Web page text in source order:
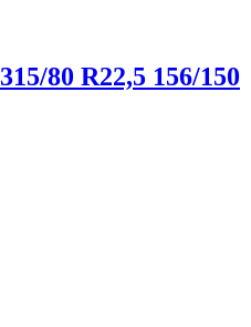
315/80 R22,5 156/150